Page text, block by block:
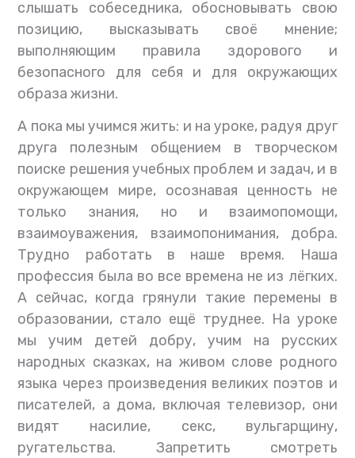
слышать собеседника, обосновывать свою
позицию, высказывать своё мнение;
выполняющим правила здорового и
безопасного для себя и для окружающих
образа жизни.
А пока мы учимся жить: и на уроке, радуя друг
друга полезным общением в творческом
поиске решения учебных проблем и задач, и в
окружающем мире, осознавая ценность не
только знания, но и взаимопомощи,
взаимоуважения, взаимопонимания, добра.
Трудно работать в наше время. Наша
профессия была во все времена не из лёгких.
А сейчас, когда грянули такие перемены в
образовании, стало ещё труднее. На уроке
мы учим детей добру, учим на русских
народных сказках, на живом слове родного
языка через произведения великих поэтов и
писателей, а дома, включая телевизор, они
видят насилие, секс, вульгарщину,
ругательства. Запретить смотреть